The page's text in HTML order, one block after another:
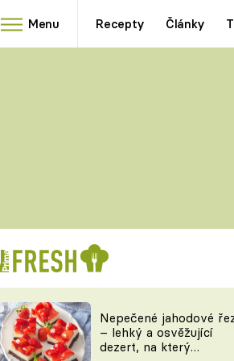
Menu Recepty Články
TEĎ VAŘÍ ŠÉF!
Nepečené jahodové
– lehký a osvěžující
dezert, na který